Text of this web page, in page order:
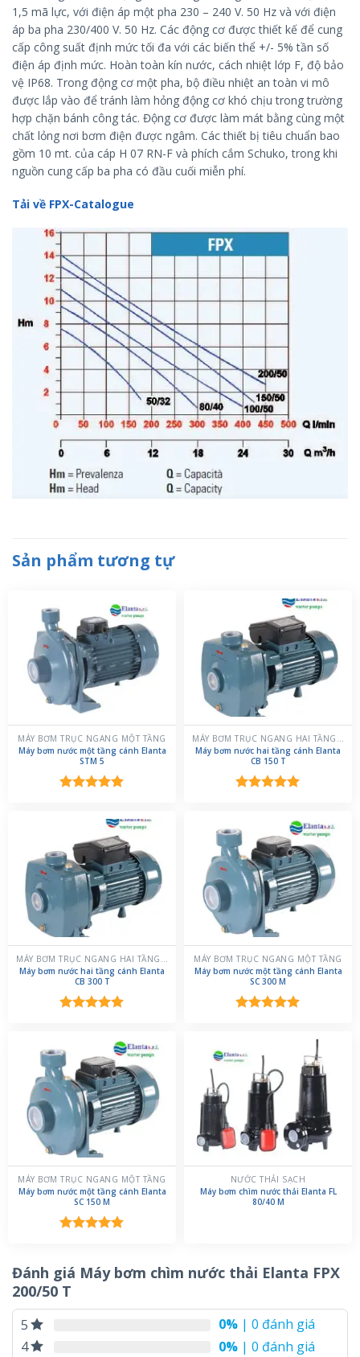
1,5 mã lực, với điện áp một pha 230 – 240 V. 50 Hz và với điện
áp ba pha 230/400 V. 50 Hz. Các động cơ được thiết kế để cung
cấp công suất định mức tối đa với các biến thể +/- 5% tần số
điện áp định mức. Hoàn toàn kín nước, cách nhiệt lớp F, độ bảo
vệ IP68. Trong động cơ một pha, bộ điều nhiệt an toàn vi mô
được lắp vào để tránh làm hỏng động cơ khó chịu trong trường
hợp chặn bánh công tác. Động cơ được làm mát bằng cùng một
chất lỏng nơi bơm điện được ngâm. Các thiết bị tiêu chuẩn bao
gồm 10 mt. của cáp H 07 RN-F và phích cắm Schuko, trong khi
nguồn cung cấp ba pha có đầu cuối miễn phí.
Tải về FPX-Catalogue
Sản phẩm tương tự
MÁY BƠM TRỤC NGANG MỘT TẦNG
Máy bơm nước một tầng cánh Elanta
STM 5
MÁY BƠM TRỤC NGANG HAI TẦNG CÁNH
Máy bơm nước hai tầng cánh Elanta
CB 150 T
5 sao
MÁY BƠM TRỤC NGANG HAI TẦNG CÁNH
Máy bơm nước hai tầng cánh Elanta
CB 300 T
5 sao
MÁY BƠM TRỤC NGANG MỘT TẦNG
Máy bơm nước một tầng cánh Elanta
SC 300 M
MÁY BƠM TRỤC NGANG MỘT TẦNG
Máy bơm nước một tầng cánh Elanta
SC 150 M
5 sao
NƯỚC THẢI SẠCH
Máy bơm chìm nước thải Elanta FL
80/40 M
Đánh giá Máy bơm chìm nước thải Elanta FPX
200/50 T
5 0% | 0 đánh giá
4
0% | 0 đánh giá